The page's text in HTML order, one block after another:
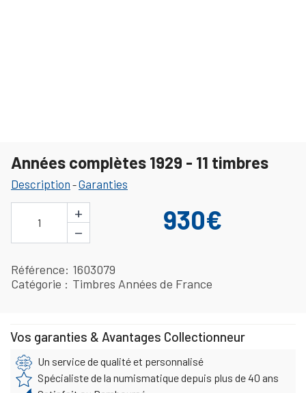
Années complètes 1929 - 11 timbres
Description -Garanties
1
+
−
930€
Référence 1603079
Catégorie
Timbres Années de France
Vos garanties & Avantages Collectionneur
Un service de qualité et personnalisé
Spécialiste de la numismatique depuis plus de 40 ans